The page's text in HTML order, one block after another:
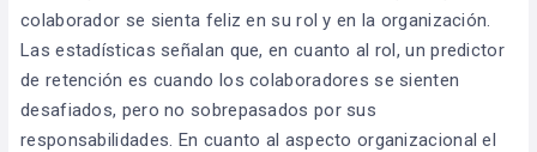
colaborador se sienta feliz en su rol y en la organización.
Las estadísticas señalan que, en cuanto al rol, un predictor
de retención es cuando los colaboradores se sienten
desafiados, pero no sobrepasados por sus
responsabilidades. En cuanto al aspecto organizacional el